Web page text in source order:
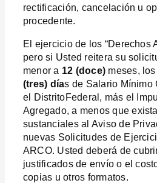
rectificación, cancelación u
procedente.
El ejercicio de los “Derechos
pero si Usted reitera su
menor a 12 (doce) meses,
(tres) días de Salario Mínimo
el DistritoFederal, más el
Agregado, a menos que
sustanciales al Aviso de
nuevas Solicitudes de
ARCO. Usted deberá de
justificados de envío o el
copias u otros formatos.